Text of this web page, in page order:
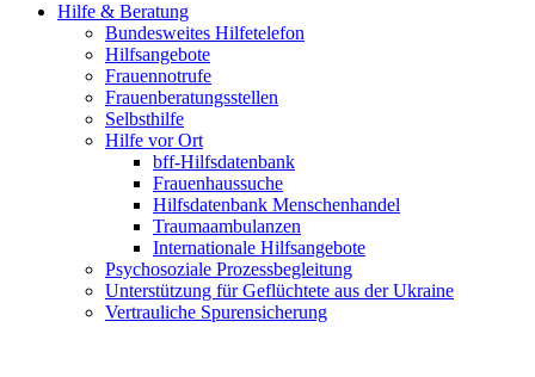
Hilfe & Beratung
Bundesweites Hilfetelefon
Hilfsangebote
Frauennotrufe
Frauenberatungsstellen
Selbsthilfe
Hilfe vor Ort
bff-Hilfsdatenbank
Frauenhaussuche
Hilfsdatenbank Menschenhandel
Traumaambulanzen
Internationale Hilfsangebote
Psychosoziale Prozessbegleitung
Unterstützung für Geflüchtete aus der Ukraine
Vertrauliche Spurensicherung